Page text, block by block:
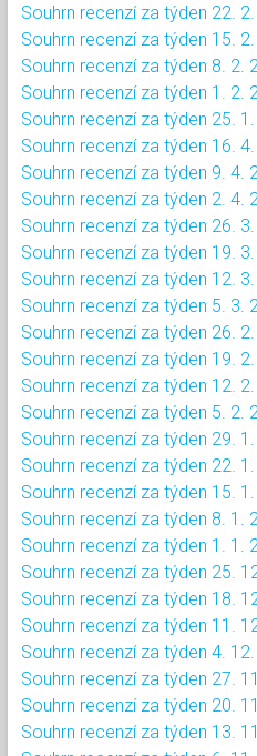
Souhrn recenzí za týden 22. 2.
Souhrn recenzí za týden 15. 2.
Souhrn recenzí za týden 8. 2.
Souhrn recenzí za týden 1. 2.
Souhrn recenzí za týden 25. 1.
Souhrn recenzí za týden 16. 4.
Souhrn recenzí za týden 9. 4.
Souhrn recenzí za týden 2. 4.
Souhrn recenzí za týden 26. 3.
Souhrn recenzí za týden 19. 3.
Souhrn recenzí za týden 12. 3.
Souhrn recenzí za týden 5. 3.
Souhrn recenzí za týden 26. 2.
Souhrn recenzí za týden 19. 2.
Souhrn recenzí za týden 12. 2.
Souhrn recenzí za týden 5. 2.
Souhrn recenzí za týden 29. 1.
Souhrn recenzí za týden 22. 1.
Souhrn recenzí za týden 15. 1.
Souhrn recenzí za týden 8. 1.
Souhrn recenzí za týden 1. 1.
Souhrn recenzí za týden 25.
Souhrn recenzí za týden 18.
Souhrn recenzí za týden 11.
Souhrn recenzí za týden 4. 12.
Souhrn recenzí za týden 27.
Souhrn recenzí za týden 20.
Souhrn recenzí za týden 13.